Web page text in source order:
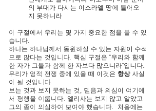
의 부대가 다시는 이스라엘 땅에 들어오
지 못하니라
이 구절에서 우리는 몇 가지 중요한 점을 볼 수 있
습니다.
하나는 하나님께서 동원하실 수 있는 자원이 수적
으로 많다는 것입니다. 핵심 구절은 “우리와 함께
한 자가 그들과 함께 한 자보다 많으니라”입니다.
우리가 영적 전쟁 중에 있을 때 이것은 항상 사실
이 될 것입니다.
보는 것과 보지 못하는 것, 믿음과 의심이 여기에
서 평행을 이룹니다. 엘리사는 보지 않고 알았고
그의 종이 의심하여 ​​보여야 했습니다.  처음에는